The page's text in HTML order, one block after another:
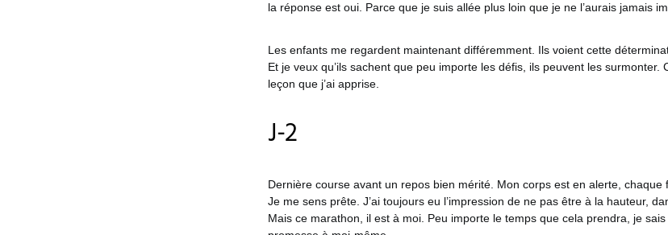
la réponse est oui. Parce que je suis allée plus loin que je ne l’aurais jamais
Les enfants me regardent maintenant différemment. Ils voient cette
Et je veux qu’ils sachent que peu importe les défis, ils peuvent les surmonter.
leçon que j’ai apprise.
J-2
Dernière course avant un repos bien mérité. Mon corps est en alerte, chaque
Je me sens prête. J’ai toujours eu l’impression de ne pas être à la hauteur,
Mais ce marathon, il est à moi. Peu importe le temps que cela prendra, je sais